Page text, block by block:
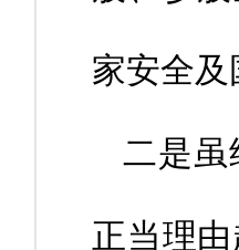
家安全
二是虽
正当理